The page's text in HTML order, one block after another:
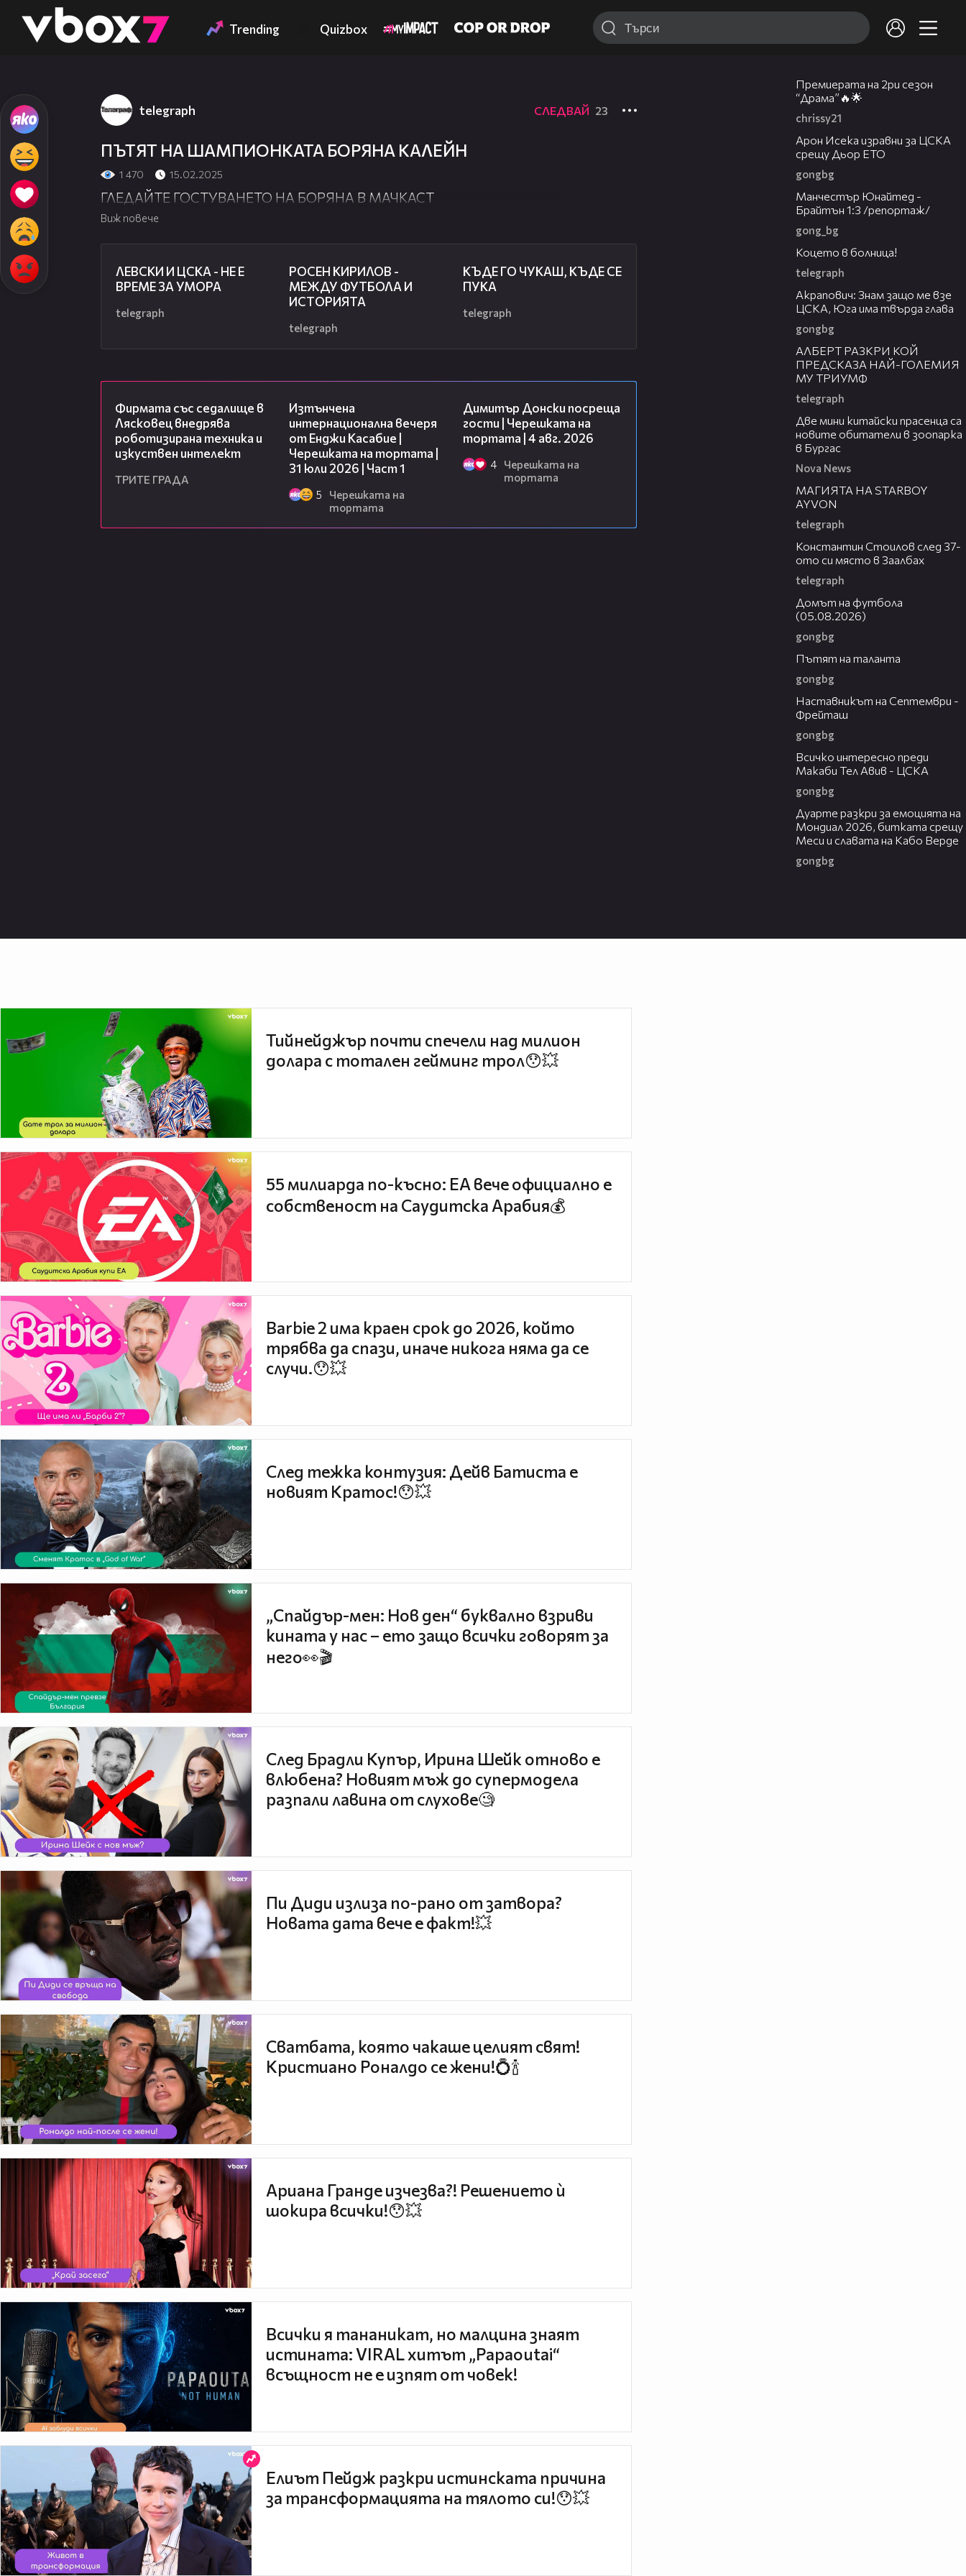
👾 Trending Quizbox
telegraph СЛЕДВАЙ 23
ПЪТЯТ НА ШАМПИОНКАТА БОРЯНА КАЛЕЙН
1 470 15.02.2025
ГЛЕДАЙТЕ ГОСТУВАНЕТО НА БОРЯНА В МАЧКАСТ
Виж повече
ЛЕВСКИ И ЦСКА - НЕ Е
ВРЕМЕ ЗА УМОРА
telegraph
РОСЕН КИРИЛОВ -
МЕЖДУ ФУТБОЛА И
ИСТОРИЯТА
telegraph
КЪДЕ ГО ЧУКАШ, КЪДЕ СЕ
ПУКА
telegraph
Фирмата със седалище в
Лясковец внедрява
роботизирана техника и
изкуствен интелект
ТРИТЕ ГРАДА
Изтънчена
интернационална вечеря
от Енджи Касабие |
Черешката на тортата |
31 юли 2026 | Част 1
5
Черешката на
тортата
Димитър Донски посреща
гости | Черешката на
тортата | 4 авг. 2026
4
Черешката на
тортата
Премиерата на 2ри сезон
“Драма”🔥🌟
chrissy21
Арон Исека изравни за ЦСКА
срещу Дьор ЕТО
gongbg
Манчестър Юнайтед -
Брайтън 1:3 /репортаж/
gong_bg
Коцето в болница!
telegraph
Акрапович: Знам защо ме взе
ЦСКА, Юга има твърда глава
gongbg
АЛБЕРТ РАЗКРИ КОЙ
ПРЕДСКАЗА НАЙ-ГОЛЕМИЯ
МУ ТРИУМФ
telegraph
Две мини китайски прасенца са
новите обитатели в зоопарка
в Бургас
Nova News
МАГИЯТА НА STARBOY
AYVON
telegraph
Константин Стоилов след 37-
ото си място в Заалбах
telegraph
Домът на футбола
(05.08.2026)
gongbg
Пътят на таланта
gongbg
Наставникът на Септември -
Фрейташ
gongbg
Всичко интересно преди
Макаби Тел Авив - ЦСКА
gongbg
Дуарте разкри за емоцията на
Мондиал 2026, битката срещу
Меси и славата на Кабо Верде
gongbg
Тийнейджър почти спечели над милион
долара с тотален гейминг трол😯💥
55 милиарда по-късно: EA вече официално е
собственост на Саудитска Арабия💰
Barbie 2 има краен срок до 2026, който
трябва да спази, иначе никога няма да се
случи.😯💥
След тежка контузия: Дейв Батиста е
новият Кратос!😯💥
„Спайдър-мен: Нов ден“ буквално взриви
кината у нас – ето защо всички говорят за
него👀🎬
След Брадли Купър, Ирина Шейк отново е
влюбена? Новият мъж до супермодела
разпали лавина от слухове🧐
Пи Диди излиза по-рано от затвора?
Новата дата вече е факт!💥
Сватбата, която чакаше целият свят!
Кристиано Роналдо се жени!💍🍾
Ариана Гранде изчезва?! Решението ѝ
шокира всички!😯💥
Всички я тананикат, но малцина знаят
истината: VIRAL хитът „Papaoutai“
всъщност не е изпят от човек!
Елиът Пейдж разкри истинската причина
за трансформацията на тялото си!😯💥